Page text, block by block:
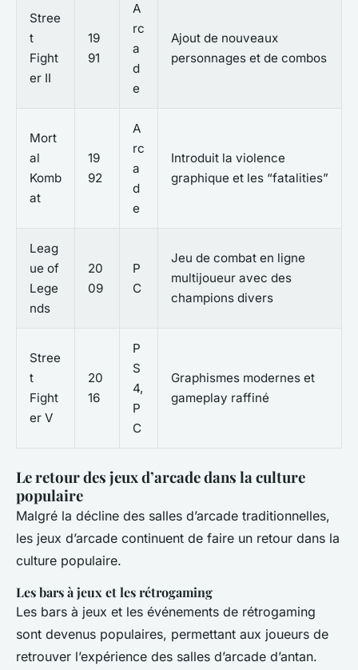
Stree
t
Fight
er II
19
91
A
rc
a
d
e
Ajout de nouveaux
personnages et de combos
Mort
al
Komb
at
19
92
A
rc
a
d
e
Introduit la violence
graphique et les “fatalities”
Leag
ue of
Lege
nds
20
09
P
C
Jeu de combat en ligne
multijoueur avec des
champions divers
Stree
t
Fight
er V
20
16
P
S
4,
P
C
Graphismes modernes et
gameplay raffiné
Le retour des jeux d’arcade dans la culture
populaire
Malgré la décline des salles d’arcade traditionnelles,
les jeux d’arcade continuent de faire un retour dans la
culture populaire.
Les bars à jeux et les rétrogaming
Les bars à jeux et les événements de rétrogaming
sont devenus populaires, permettant aux joueurs de
retrouver l’expérience des salles d’arcade d’antan.